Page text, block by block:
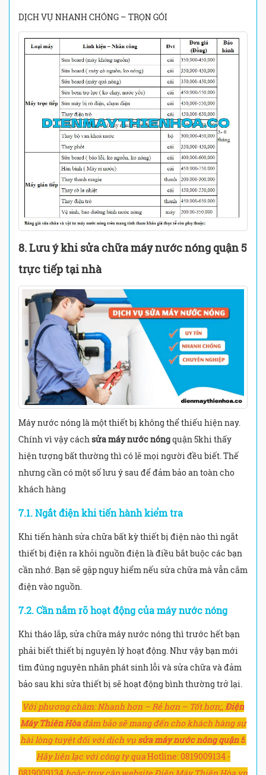
DỊCH VỤ NHANH CHÓNG – TRỌN GÓI
8. Lưu ý khi sửa chữa máy nước nóng quận 5
trực tiếp tại nhà
Máy nước nóng là một thiết bị không thể thiếu hiện nay.
Chính vì vậy cách sửa máy nước nóngquận 5khi thấy
hiện tượng bất thường thì có lẽ mọi người đều biết. Thế
nhưng cần có một số lưu ý sau để đảm bảo an toàn cho
khách hàng
7.1. Ngắt điện khi tiến hành kiểm tra
Khi tiến hành sửa chữa bất kỳ thiết bị điện nào thì ngắt
thiết bị điện ra khỏi nguồn điện là điều bắt buộc các bạn
cần nhớ. Bạn sẽ gặp nguy hiểm nếu sửa chữa mà vẫn cắm
điện vào nguồn.
7.2. Cần nắm rõ hoạt động của máy nước nóng
Khi tháo lắp, sửa chữa máy nước nóng thì trước hết bạn
phải biết thiết bị nguyên lý hoạt động. Như vậy bạn mới
tìm đúng nguyên nhân phát sinh lỗi và sửa chữa và đảm
bảo sau khi sửa thiết bị sẽ hoạt động bình thường trở lại.
Với phương châm: Nhanh hơn – Rẻ hơn – Tốt hơn;,Điện
Máy Thiên Hòađảm bảo sẽ mang đến cho khách hàng sự
hài lòng tuyệt đối với dịch vụ sửa máy nước nóng quận 5.
Hãy liên lạc với công ty quaHotline: 0819009134 -